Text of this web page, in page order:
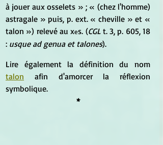
à jouer aux osselets » ; « (chez l'homme)
astragale » puis, p. ext. « cheville » et «
talon ») relevé au xes. (CGL t. 3, p. 605, 18
: usque ad genua et talones).
talon afin d'amorcer la réflexion
symbolique.
*